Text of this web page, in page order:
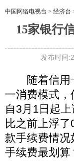
中国网络电视台 > 经济台
15家银行
发布时间
随着信用卡
一消费模式
自3月1日起
比之前上浮
款手续费情
手续费最划算